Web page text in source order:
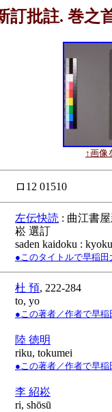
訂批註. 巻之
↑画像
ロ12 01510
左伝快読 : 曲江書
崧 選訂
saden kaidoku :
●このタイトルで早稲田
杜 預, 222-284
to, yo
●この著者／作者で早稲
陸 徳明
riku, tokumei
●この著者／作者で早稲
李 紹崧
ri, shōsū